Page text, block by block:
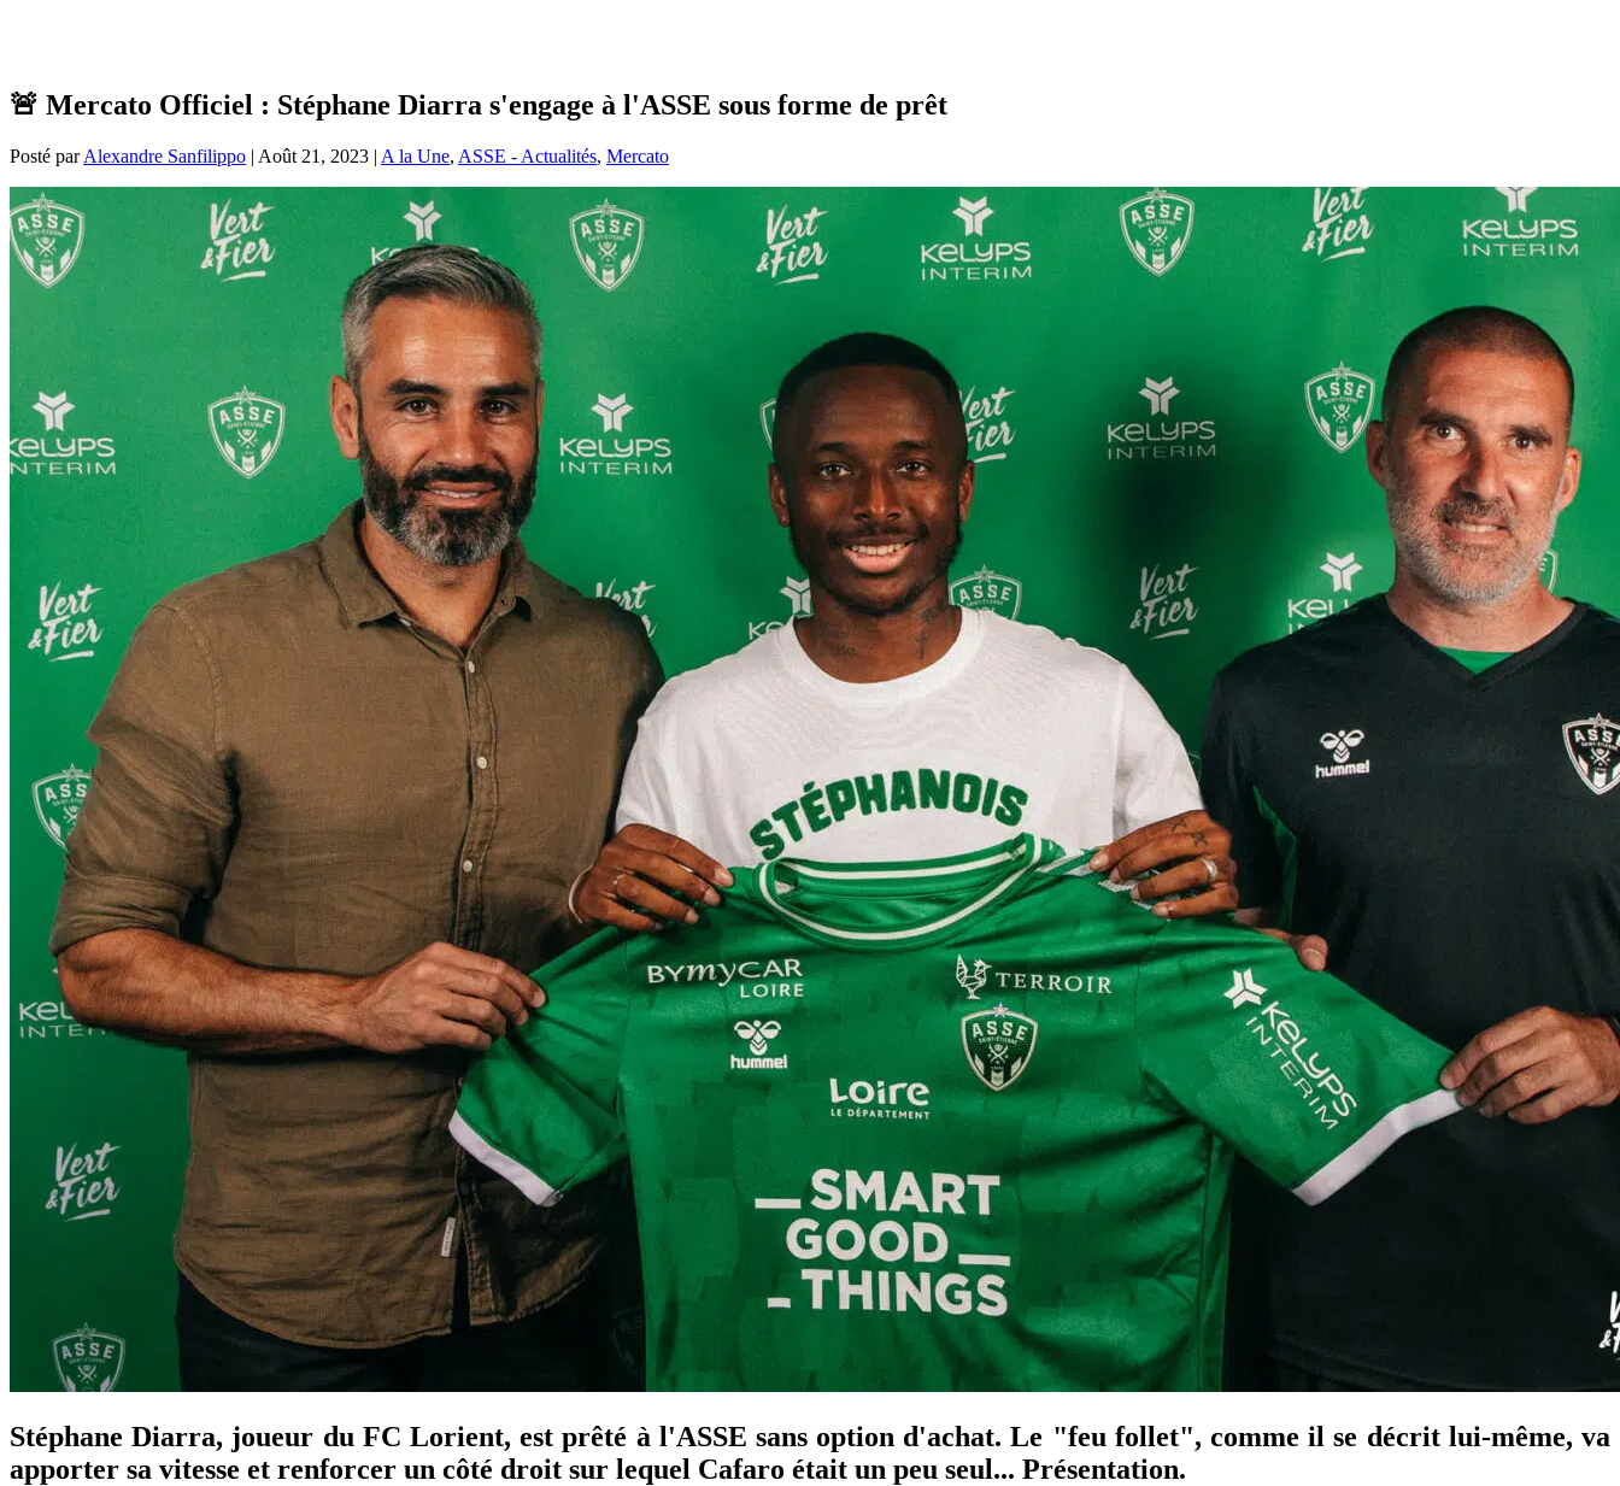
🚨 Mercato Officiel : Stéphane Diarra s'engage à l'ASSE sous forme de prêt
Posté parAlexandre Sanfilippo | Août 21, 2023 | A la Une, ASSE - Actualités, Mercato
Stéphane Diarra, joueur du FC Lorient, est prêté à l'ASSE sans option d'achat. Le "feu follet", comme il se décrit lui-même, va
apporter sa vitesse et renforcer un côté droit sur lequel Cafaro était un peu seul... Présentation.